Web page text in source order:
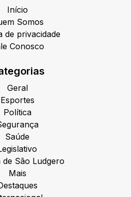
Início
Somos
de privacidade
Conosco
Geral
Esportes
Política
Saúde
de São Ludgero
Mais